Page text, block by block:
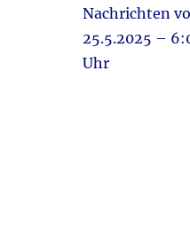
Nachrichten
25.5.2025 –
Uhr